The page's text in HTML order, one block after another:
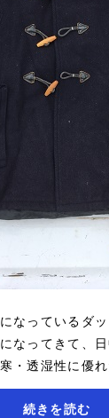
なっているダ
なってきて、
・透湿性に優
、ちょっと体
続きを読む